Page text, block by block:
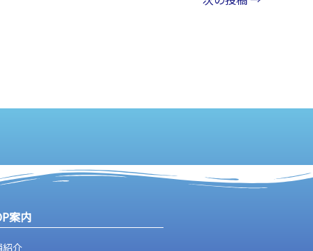
案内
紹介